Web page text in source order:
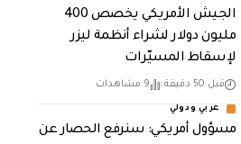
الجيش الأمريكي يخصص 400
مليون دولار لشراء أنظمة ليزر
لإسقاط المسيّرات
قبل 50 دقيقة 9 مشاهدات
عربي ودولي
مسؤول أمريكي: سنرفع الحصار عن